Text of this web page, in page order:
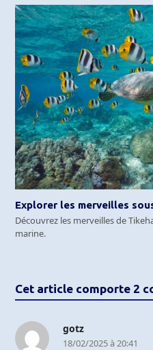
Explorer les merveilles
Découvrez les merveilles de
marine.
Cet article comporte 2
gotz
18/02/2025 à 20:41